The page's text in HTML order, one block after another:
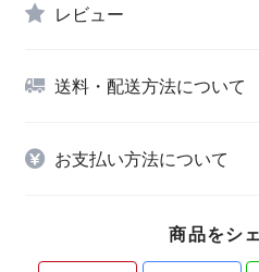
レビュー
送料・配送方法について
お支払い方法について
商品をシ